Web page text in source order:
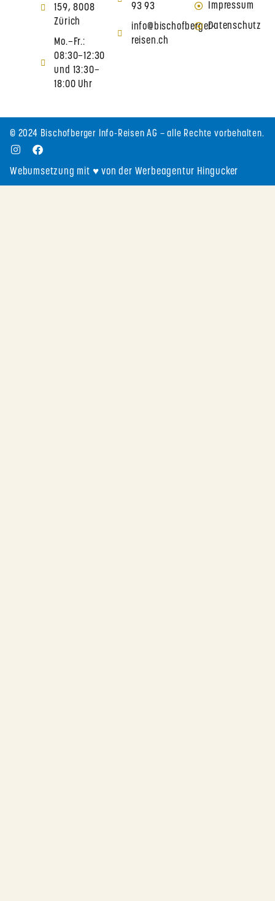
159, 8008
Zürich
Mo.–Fr.:
08:30–12:30
und 13:30–
18:00 Uhr
93 93
info@bischofberger-
reisen.ch
Impressum
Datenschutz
© 2024 Bischofberger Info-Reisen AG – alle Rechte vorbehalten.
Webumsetzung mit ♥ von der Werbeagentur Hingucker